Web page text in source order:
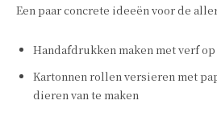
Een paar concrete ideeën voor de
Handafdrukken maken met verf
Kartonnen rollen versieren met
dieren van te maken